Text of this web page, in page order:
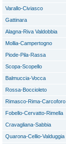
Varallo-Civiasco
Gattinara
Alagna-Riva Valdobbia
Mollia-Campertogno
Piode-Pila-Rassa
Scopa-Scopello
Balmuccia-Vocca
Rossa-Boccioleto
Rimasco-Rima-Carcoforo
Fobello-Cervatto-Rimella
Cravagliana-Sabbia
Quarona-Cellio-Valduggia